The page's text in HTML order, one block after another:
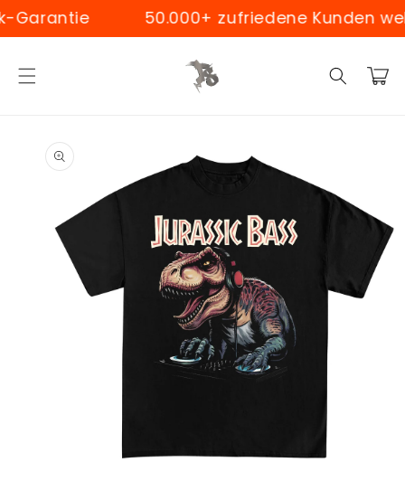
Skip to
content
50.000+ zufriedene Kunden
Cart
product
information